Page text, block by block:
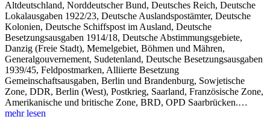
Altdeutschland, Norddeutscher Bund, Deutsches Reich, Deutsche
Lokalausgaben 1922/23, Deutsche Auslandspostämter, Deutsche
Kolonien, Deutsche Schiffspost im Ausland, Deutsche
Besetzungsausgaben 1914/18, Deutsche Abstimmungsgebiete,
Danzig (Freie Stadt), Memelgebiet, Böhmen und Mähren,
Generalgouvernement, Sudetenland, Deutsche Besetzungsausgaben
1939/45, Feldpostmarken, Alliierte Besetzung
Gemeinschaftsausgaben, Berlin und Brandenburg, Sowjetische
Zone, DDR, Berlin (West), Postkrieg, Saarland, Französische Zone,
Amerikanische und britische Zone, BRD, OPD Saarbrücken.…
mehr lesen